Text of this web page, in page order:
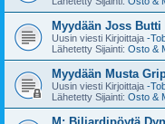
Myydään Joss
Uusin viesti Kirjoittaja -
Lähetetty Sijainti: Osto &
Myydään Musta
Uusin viesti Kirjoittaja -
Lähetetty Sijainti: Osto &
M: Biljardipöytä